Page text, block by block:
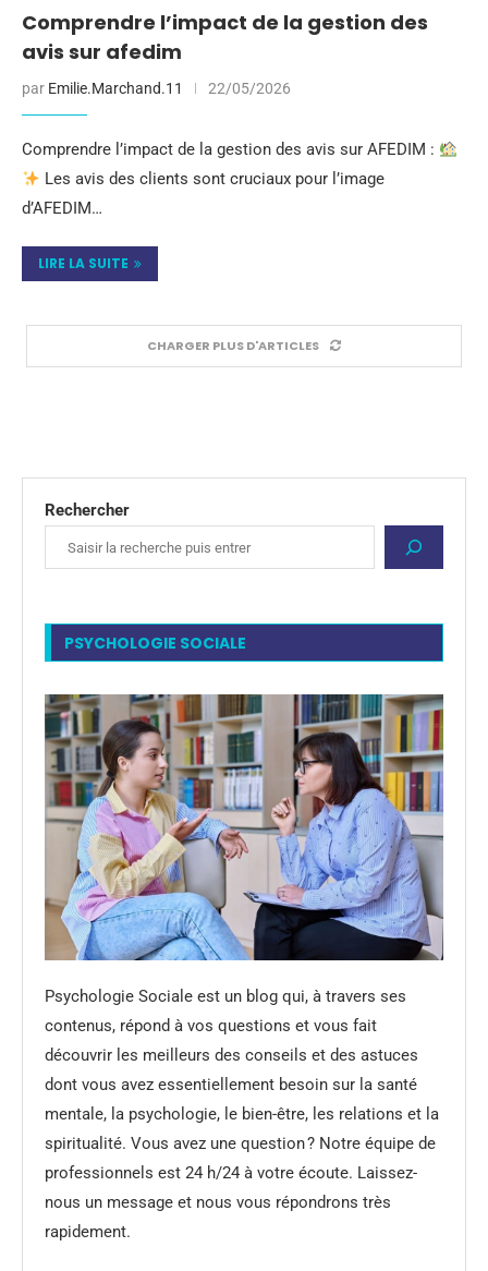
Comprendre l’impact de la gestion des
avis sur afedim
par Emilie.Marchand.11 22/05/2026
Comprendre l’impact de la gestion des avis sur AFEDIM :
Les avis des clients sont cruciaux pour l’image
d’AFEDIM…
LIRE LA SUITE
CHARGER PLUS D'ARTICLES
Rechercher
PSYCHOLOGIE SOCIALE
Psychologie Sociale est un blog qui, à travers ses
contenus, répond à vos questions et vous fait
découvrir les meilleurs des conseils et des astuces
dont vous avez essentiellement besoin sur la santé
mentale, la psychologie, le bien-être, les relations et la
spiritualité. Vous avez une question ? Notre équipe de
professionnels est 24 h/24 à votre écoute. Laissez-
nous un message et nous vous répondrons très
rapidement.